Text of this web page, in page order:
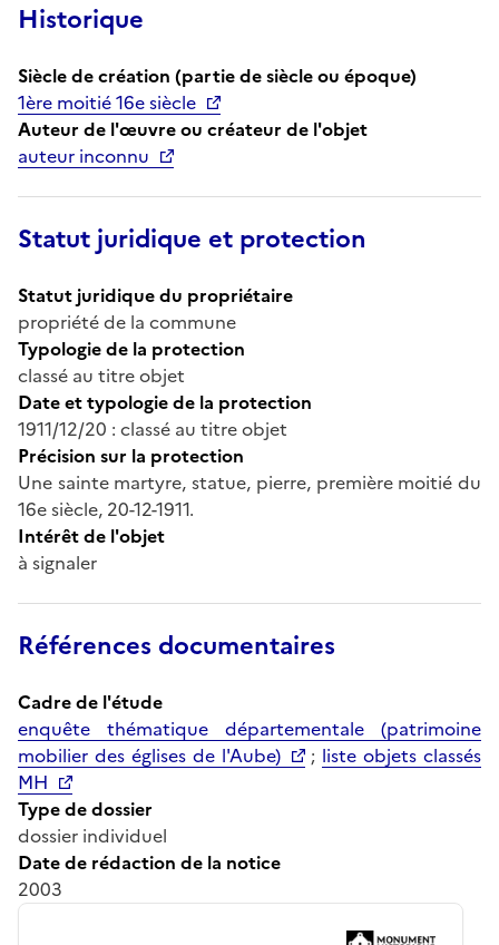
Historique
Siècle de création (partie de siècle ou époque)
1ère moitié 16e siècle
Auteur de l'œuvre ou créateur de l'objet
auteur inconnu
Statut juridique et protection
Statut juridique du propriétaire
propriété de la commune
Typologie de la protection
classé au titre objet
Date et typologie de la protection
1911/12/20 : classé au titre objet
Précision sur la protection
Une sainte martyre, statue, pierre, première moitié du
16e siècle, 20-12-1911.
Intérêt de l'objet
à signaler
Références documentaires
Cadre de l'étude
enquête thématique départementale (patrimoine
mobilier des églises de l'Aube)
; liste objets classés
MH
Type de dossier
dossier individuel
Date de rédaction de la notice
2003